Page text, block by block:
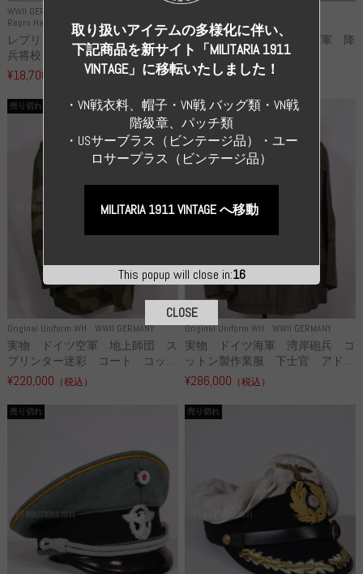
WWII GERMANY
Repro Hat and Cap SS and WSS
レプリカ 武装親衛隊 WSS 歩
兵将校 クラッシュキャップ ...
¥18,700
Repro Hat and Cap Luftwaffe
高品質レプリカ ドイツ空軍 降
下猟兵 ヘルメット
¥49,800 （税込）
Original Uniform WH WWII GERMANY
売り切れ
実物 ドイツ空軍 地上師団 ス
プリンター迷彩 コート コッ...
¥220,000 （税込）
Original Uniform WH WWII GERMANY
売り切れ
実物 ドイツ海軍 湾岸砲兵 コ
ットン製作業服 下士官 アド...
¥286,000 （税込）
売り切れ 売り切れ
This popup will close in:15
取り扱いアイテムの多様化に伴い、
下記商品を新サイト「MILITARIA 1911
VINTAGE」に移転いたしました！
・VN戦衣料、帽子・VN戦 バッグ類・VN戦
階級章、パッチ類
・USサーブラス（ビンテージ品）・ユー
ロサープラス（ビンテージ品）
MILITARIA 1911 VINTAGE へ移動
CLOSE